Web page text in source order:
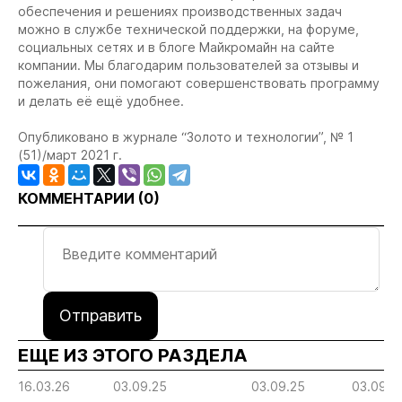
обеспечения и решениях производственных задач
можно в службе технической поддержки, на форуме,
социальных сетях и в блоге Майкромайн на сайте
компании. Мы благодарим пользователей за отзывы и
пожелания, они помогают совершенствовать программу
и делать её ещё удобнее.
Опубликовано в журнале “Золото и технологии”, № 1
(51)/март 2021 г.
КОММЕНТАРИИ (0)
Отправить
ЕЩЕ ИЗ ЭТОГО РАЗДЕЛА
16.03.26 03.09.25 03.09.25